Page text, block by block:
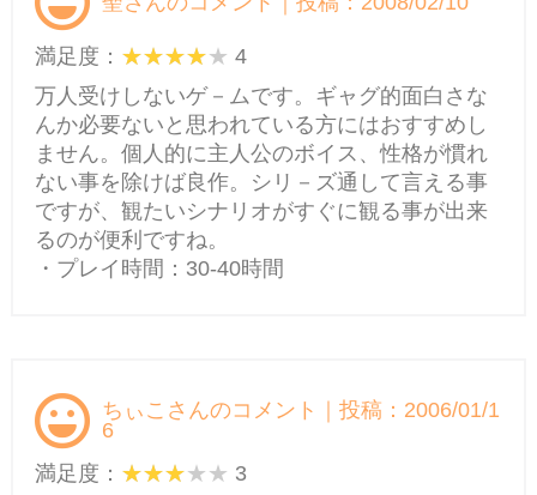
満足度：
4
万人受けしないゲ－ムです。ギャグ的面白さな
んか必要ないと思われている方にはおすすめし
ません。個人的に主人公のボイス、性格が慣れ
ない事を除けば良作。シリ－ズ通して言える事
ですが、観たいシナリオがすぐに観る事が出来
るのが便利ですね。
・プレイ時間：30-40時間
ちぃこさんのコメント｜投稿：2006/01/1
6
満足度：
3